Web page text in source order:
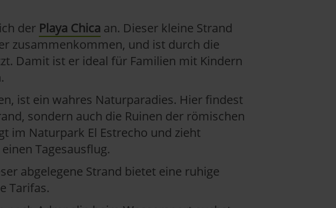
der Playa Chica an. Dieser kleine Strand
zusammenkommen, und ist durch die
Damit ist er ideal für Familien mit Kindern
ist ein wahres Naturparadies. Hier findest
sondern auch die Ruinen der römischen
im Naturpark El Estrecho und zieht
Tagesausflug.
abgelegene Strand bietet eine ruhige
Tarifas.